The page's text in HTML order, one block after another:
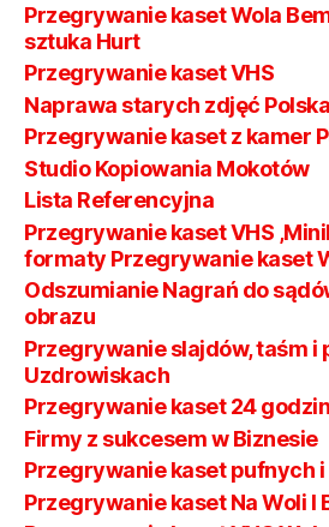
Przegrywanie kaset Wola
sztuka Hurt
Przegrywanie kaset VHS
Naprawa starych zdjęć Polska
Przegrywanie kaset z kamer
Studio Kopiowania Mokotów
Lista Referencyjna
Przegrywanie kaset VHS
formaty Przegrywanie kaset
Odszumianie Nagrań do
obrazu
Przegrywanie slajdów, taśm i
Uzdrowiskach
Przegrywanie kaset 24
Firmy z sukcesem w Biznesie
Przegrywanie kaset pufnych i
Przegrywanie kaset Na Woli I